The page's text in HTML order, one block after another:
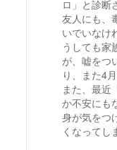
ロ」と診断
友人にも、
いでいなけ
うしても家
が、嘘をつ
り、また4
また、最近
か不安にも
身が気をつ
くなってし